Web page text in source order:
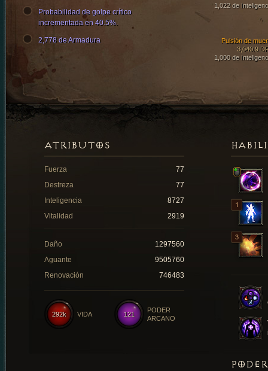
1,022 de
Pulsión de
3,040.9
1,000 de
Probabilidad de golpe crítico
incrementada en 40.5%.
2,778 de Armadura
ATRIBUTOS
Fuerza
77
Destreza
77
Inteligencia
8727
Vitalidad
2919
Daño
1297560
Aguante
9505760
Renovación
746483
121
PODER
ARCANO
292k VIDA